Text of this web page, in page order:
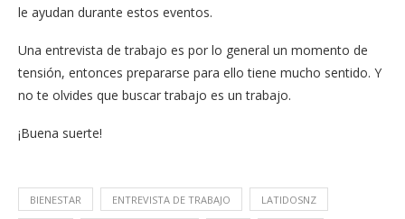
le ayudan durante estos eventos.
Una entrevista de trabajo es por lo general un momento de
tensión, entonces prepararse para ello tiene mucho sentido. Y
no te olvides que buscar trabajo es un trabajo.
¡Buena suerte!
BIENESTAR ENTREVISTA DE TRABAJO LATIDOSNZ